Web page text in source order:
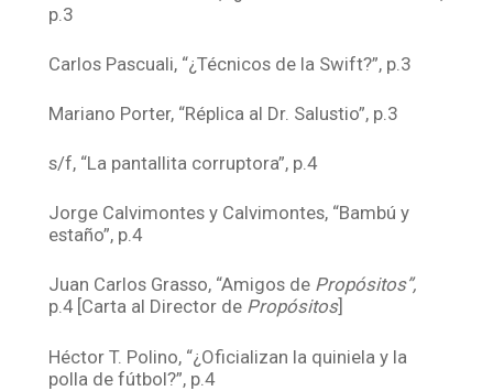
p.3
Carlos Pascuali, “¿Técnicos de la Swift?”, p.3
Mariano Porter, “Réplica al Dr. Salustio”, p.3
s/f, “La pantallita corruptora”, p.4
Jorge Calvimontes y Calvimontes, “Bambú y
estaño”, p.4
Juan Carlos Grasso, “Amigos de Propósitos”,
p.4 [Carta al Director de Propósitos]
Héctor T. Polino, “¿Oficializan la quiniela y la
polla de fútbol?”, p.4